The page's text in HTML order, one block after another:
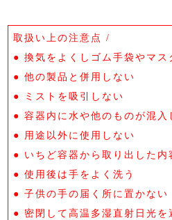
にわかりません。
ショップからのコメント
説明不足で申し訳ございませんでした
り返しおこなっていただくことをもっ
メントを頂きありがとうございました
2015/08/17 12:48:56
取扱い上の注意点 /
● 換気をよくしゴム手袋やマス
● 他の製品と併用しない
● ミストを吸引しない
● 容器内に水や他のものが混入
● 用途以外に使用しない
● いちど容器から取り出した内
● 使用後は手をよく洗う
● 子供の手の届く所に置かない
● 密閉して高温多湿直射日光を